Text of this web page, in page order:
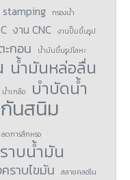
stamping กรองน้ำ
งาน CNC
งานปั๊มขึ้นรูป
กอน
น้ำมันขึ้นรูปโลหะ
น้ำมันหล่อลื่น
น้ำเกลือ
บำบัดน้ำ
นสนิม
ลดการสึกหรอ
าบน้ำมัน
ราบไขมัน สลายคลอรีน